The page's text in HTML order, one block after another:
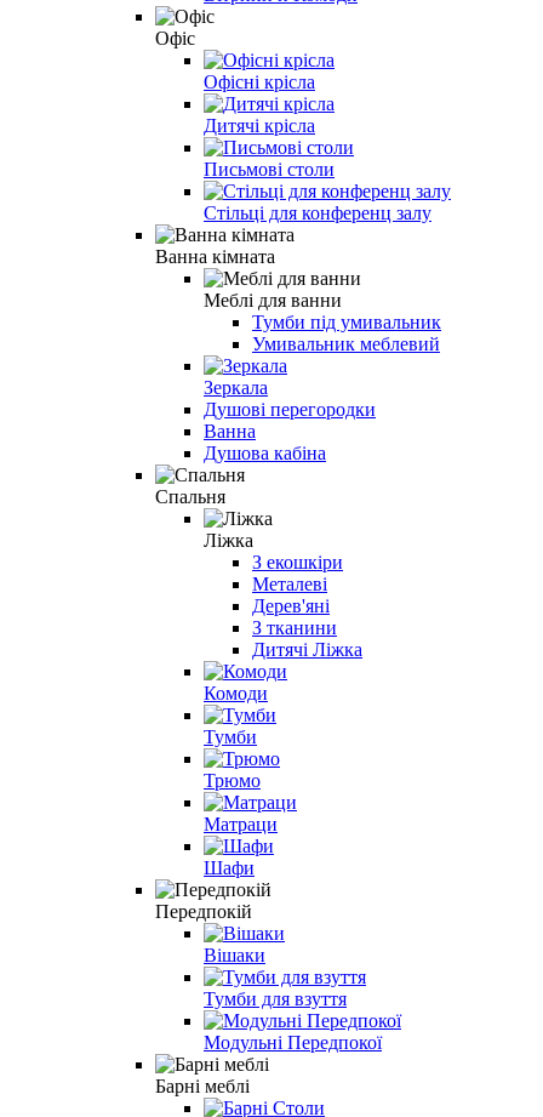
Офіс
Офісні крісла
Дитячі крісла
Письмові столи
Стільці для конференц залу
Ванна кімната
Меблі для ванни
Тумби під умивальник
Умивальник меблевий
Зеркала
Душові перегородки
Ванна
Душова кабіна
Спальня
Ліжка
З екошкіри
Металеві
Дерев'яні
З тканини
Дитячі Ліжка
Комоди
Тумби
Трюмо
Матраци
Шафи
Передпокій
Вішаки
Тумби для взуття
Модульні Передпокої
Барні меблі